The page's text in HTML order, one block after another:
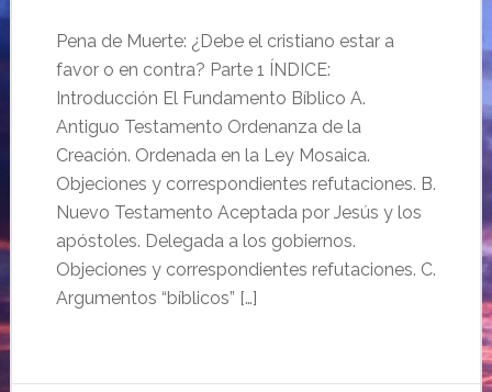
Pena de Muerte: ¿Debe el cristiano estar a
favor o en contra? Parte 1 ÍNDICE:
Introducción El Fundamento Bíblico A.
Antiguo Testamento Ordenanza de la
Creación. Ordenada en la Ley Mosaica.
Objeciones y correspondientes refutaciones. B.
Nuevo Testamento Aceptada por Jesús y los
apóstoles. Delegada a los gobiernos.
Objeciones y correspondientes refutaciones. C.
Argumentos “bíblicos” […]